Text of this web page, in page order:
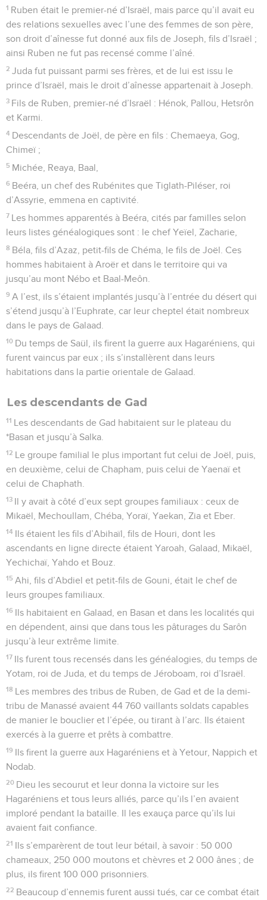
1 Ruben était le premier-né d’Israël, mais parce qu’il avait eu
des relations sexuelles avec l’une des femmes de son père,
son droit d’aînesse fut donné aux fils de Joseph, fils d’Israël ;
ainsi Ruben ne fut pas recensé comme l’aîné.
2 Juda fut puissant parmi ses frères, et de lui est issu le
prince d’Israël, mais le droit d’aînesse appartenait à Joseph.
3 Fils de Ruben, premier-né d’Israël : Hénok, Pallou, Hetsrôn
et Karmi.
4 Descendants de Joël, de père en fils : Chemaeya, Gog,
Chimeï ;
5 Michée, Reaya, Baal,
6 Beéra, un chef des Rubénites que Tiglath-Piléser, roi
d’Assyrie, emmena en captivité.
7 Les hommes apparentés à Beéra, cités par familles selon
leurs listes généalogiques sont : le chef Yeïel, Zacharie,
8 Béla, fils d’Azaz, petit-fils de Chéma, le fils de Joël. Ces
hommes habitaient à Aroër et dans le territoire qui va
jusqu’au mont Nébo et Baal-Meôn.
9 A l’est, ils s’étaient implantés jusqu’à l’entrée du désert qui
s’étend jusqu’à l’Euphrate, car leur cheptel était nombreux
dans le pays de Galaad.
10 Du temps de Saül, ils firent la guerre aux Hagaréniens, qui
furent vaincus par eux ; ils s’installèrent dans leurs
habitations dans la partie orientale de Galaad.
Les descendants de Gad
11 Les descendants de Gad habitaient sur le plateau du
*Basan et jusqu’à Salka.
12 Le groupe familial le plus important fut celui de Joël, puis,
en deuxième, celui de Chapham, puis celui de Yaenaï et
celui de Chaphath.
13 Il y avait à côté d’eux sept groupes familiaux : ceux de
Mikaël, Mechoullam, Chéba, Yoraï, Yaekan, Zia et Eber.
14 Ils étaient les fils d’Abihaïl, fils de Houri, dont les
ascendants en ligne directe étaient Yaroah, Galaad, Mikaël,
Yechichaï, Yahdo et Bouz.
15 Ahi, fils d’Abdiel et petit-fils de Gouni, était le chef de
leurs groupes familiaux.
16 Ils habitaient en Galaad, en Basan et dans les localités qui
en dépendent, ainsi que dans tous les pâturages du Sarôn
jusqu’à leur extrême limite.
17 Ils furent tous recensés dans les généalogies, du temps de
Yotam, roi de Juda, et du temps de Jéroboam, roi d’Israël.
18 Les membres des tribus de Ruben, de Gad et de la demi-
tribu de Manassé avaient 44 760 vaillants soldats capables
de manier le bouclier et l’épée, ou tirant à l’arc. Ils étaient
exercés à la guerre et prêts à combattre.
19 Ils firent la guerre aux Hagaréniens et à Yetour, Nappich et
Nodab.
20 Dieu les secourut et leur donna la victoire sur les
Hagaréniens et tous leurs alliés, parce qu’ils l’en avaient
imploré pendant la bataille. Il les exauça parce qu’ils lui
avaient fait confiance.
21 Ils s’emparèrent de tout leur bétail, à savoir : 50 000
chameaux, 250 000 moutons et chèvres et 2 000 ânes ; de
plus, ils firent 100 000 prisonniers.
22 Beaucoup d’ennemis furent aussi tués, car ce combat était